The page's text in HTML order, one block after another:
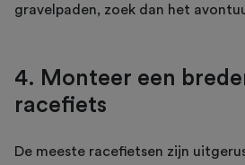
gravelpaden, zoek dan het
4. Monteer een
racefiets
De meeste racefietsen zijn